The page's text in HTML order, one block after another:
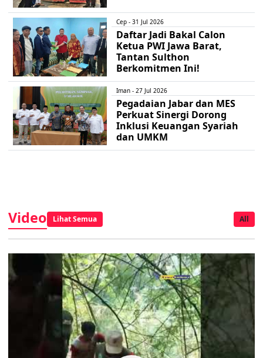
Cep - 31 Jul 2026
Daftar Jadi Bakal Calon
Ketua PWI Jawa Barat,
Tantan Sulthon
Berkomitmen Ini!
Iman - 27 Jul 2026
Pegadaian Jabar dan MES
Perkuat Sinergi Dorong
Inklusi Keuangan Syariah
dan UMKM
Video Lihat Semua All